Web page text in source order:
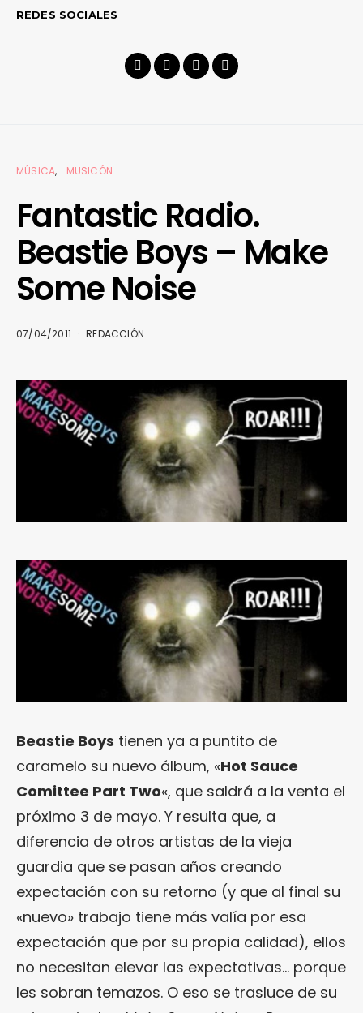
REDES SOCIALES
MÚSICA MUSICÓN
Fantastic Radio.
Beastie Boys – Make
Some Noise
07/04/2011 REDACCIÓN
Beastie Boys tienen ya a puntito de
caramelo su nuevo álbum, «Hot Sauce
Comittee Part Two«, que saldrá a la venta el
próximo 3 de mayo. Y resulta que, a
diferencia de otros artistas de la vieja
guardia que se pasan años creando
expectación con su retorno (y que al final su
«nuevo» trabajo tiene más valía por esa
expectación que por su propia calidad), ellos
no necesitan elevar las expectativas… porque
les sobran temazos. O eso se trasluce de su